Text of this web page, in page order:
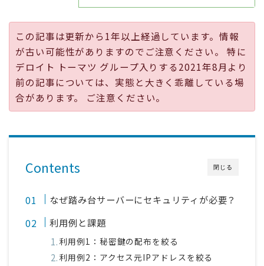
採用
公式ページ
この記事は更新から1年以上経過しています。情報
が古い可能性がありますのでご注意ください。 特に
デロイト トーマツ グループ入りする2021年8月より
前の記事については、実態と大きく乖離している場
合があります。 ご注意ください。
閉じる
Contents
なぜ踏み台サーバーにセキュリティが必要？
利用例と課題
利用例1：秘密鍵の配布を絞る
利用例2：アクセス元IPアドレスを絞る